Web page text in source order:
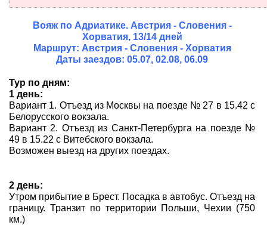
Авиабилеты
Туристическая страховка
О компании
Отзывы
Вояж по Адриатике. Австрия - Словения -
Хорватия, 13/14 дней
Маршрут: Австрия - Словения - Хорватия
Даты заездов: 05.07, 02.08, 06.09
Тур по дням:
1 день:
Вариант 1. Отъезд из Москвы на поезде № 27 в 15.42 с
Белорусского вокзала.
Вариант 2. Отъезд из Санкт-Петербурга на поезде №
49 в 15.22 с Витебского вокзала.
Возможен выезд на других поездах.
2 день:
Утром прибытие в Брест. Посадка в автобус. Отъезд на
границу. Транзит по территории Польши, Чехии (750
км.)